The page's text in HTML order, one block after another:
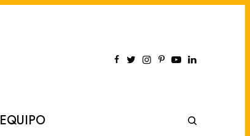
EQUIPO